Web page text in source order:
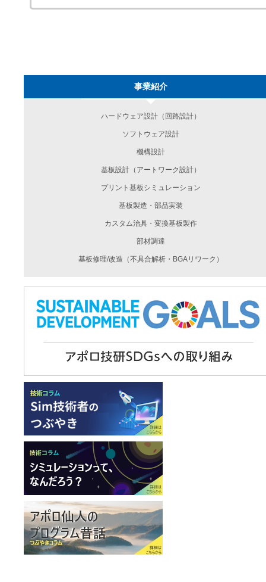
事業紹介
ハードウェア設計（回路設計）
ソフトウェア設計
機構設計
基板設計（アートワーク設計）
プリント基板シミュレーション
基板製造・部品実装
カスタム治具・変換基板製作
部材調達
基板修理/改造（不具合解析・BGAリワーク）